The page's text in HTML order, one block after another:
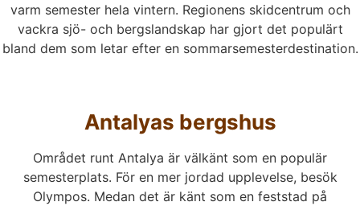
varm semester hela vintern. Regionens skidcentrum och
vackra sjö- och bergslandskap har gjort det populärt
bland dem som letar efter en sommarsemesterdestination.
Antalyas bergshus
Området runt Antalya är välkänt som en populär
semesterplats. För en mer jordad upplevelse, besök
Olympos. Medan det är känt som en feststad på